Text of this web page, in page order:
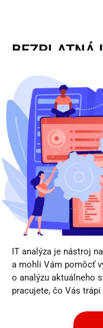
BEZPLATNÁ
IT analýza je nástroj
a mohli Vám pomôcť
o analýzu aktuálneho
pracujete, čo Vás